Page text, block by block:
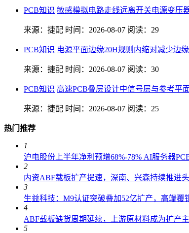
PCB知识 敏感模拟电路走线远离开关电源变压
来源：捷配 时间：2026-08-07 阅读：29
PCB知识 电源平面边缘20H规则内缩对减少边
来源：捷配 时间：2026-08-07 阅读：30
PCB知识 高速PCB叠层设计中信号层与参考平
来源：捷配 时间：2026-08-07 阅读：25
热门推荐
1
沪电股份上半年净利预增68%-78% AI服务器
2
内资ABF载板扩产提速，深南、兴森持续推进
3
生益科技：M9认证突破叠加52亿扩产，高端覆
4
ABF载板缺货周期延续，上游原材料成为扩产
5